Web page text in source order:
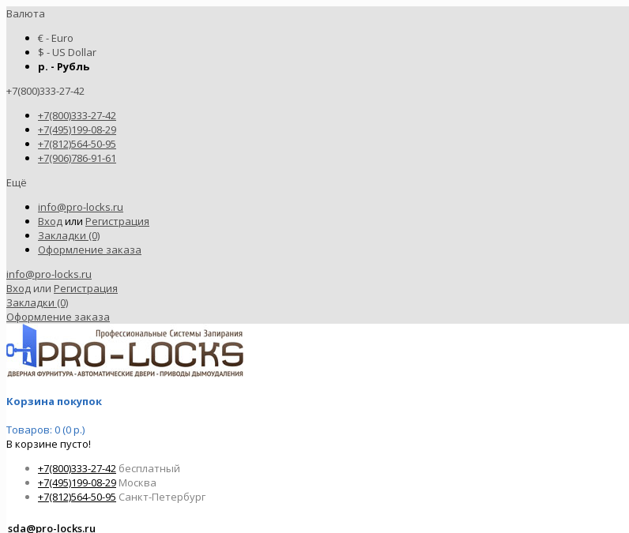
Валюта
€ - Euro
$ - US Dollar
р. - Рубль
+7(800)333-27-42
+7(800)333-27-42
+7(495)199-08-29
+7(812)564-50-95
+7(906)786-91-61
Ещё
info@pro-locks.ru
Входили Регистрация
Закладки (0)
Оформление заказа
info@pro-locks.ru
Вход или Регистрация
Закладки (0)
Оформление заказа
Корзина покупок
Товаров: 0 (0 р.)
В корзине пусто!
+7(800)333-27-42 бесплатный
+7(495)199-08-29 Москва
+7(812)564-50-95 Санкт-Петербург
sda@pro-locks.ru